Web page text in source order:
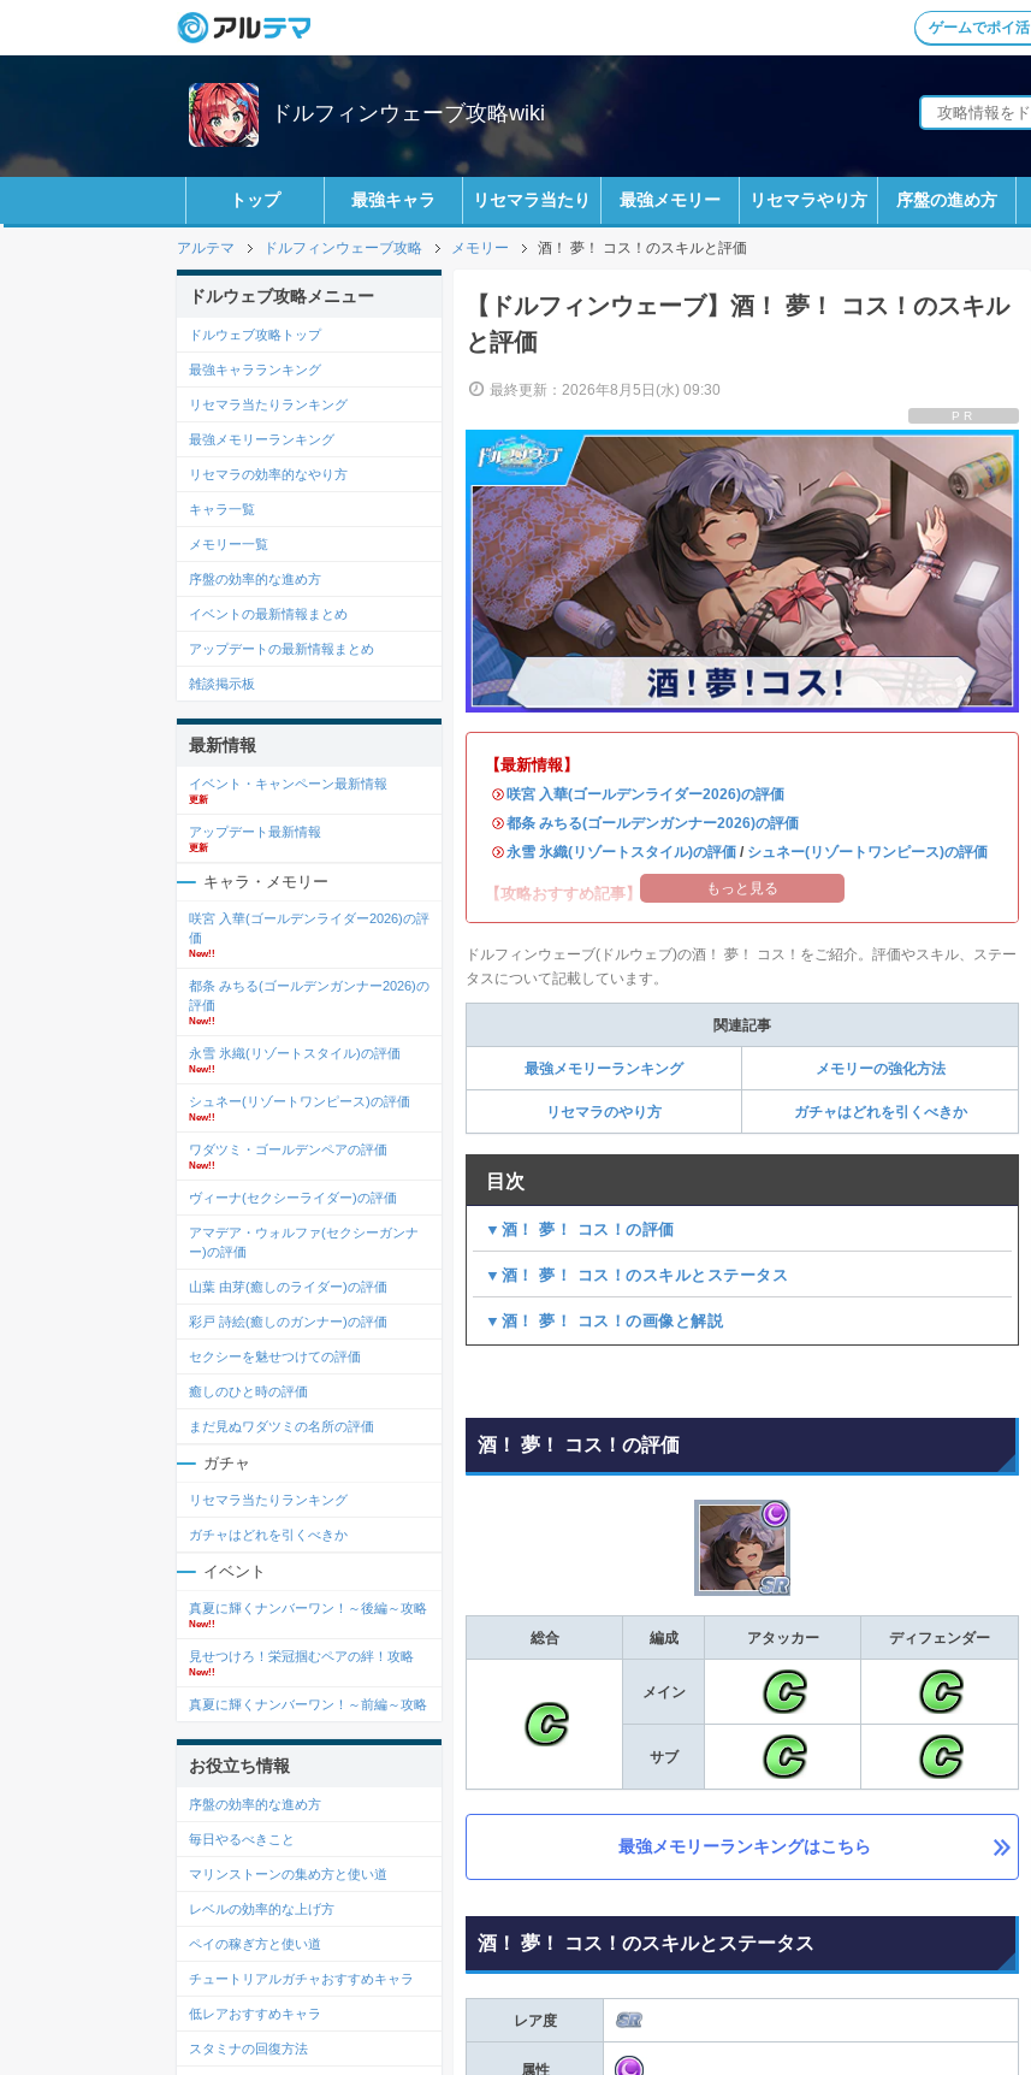
ゲームでポイ活
ドルフィンウェーブ攻略wiki
トップ 最強キャラ リセマラ当たり 最強メモリー リセマラやり方 序盤の進め方
アルテマ ドルフィンウェーブ攻略 メモリー 酒！ 夢！ コス！のスキルと評価
【ドルフィンウェーブ】酒！ 夢！ コス！のスキル
と評価
最終更新：2026年8月5日(水) 09:30
PR
【最新情報】
・咲宮 入華(ゴールデンライダー2026)の評価
・都条 みちる(ゴールデンガンナー2026)の評価
・永雪 氷織(リゾートスタイル)の評価 / シュネー(リゾートワンピース)の評価
【攻略おすすめ記事】 もっと見る
ドルフィンウェーブ(ドルウェブ)の酒！ 夢！ コス！をご紹介。評価やスキル、ステー
タスについて記載しています。
関連記事
最強メモリーランキング メモリーの強化方法
リセマラのやり方 ガチャはどれを引くべきか
目次
▼酒！ 夢！ コス！の評価
▼酒！ 夢！ コス！のスキルとステータス
▼酒！ 夢！ コス！の画像と解説
酒！ 夢！ コス！の評価
総合 編成 アタッカー ディフェンダー
メイン
サブ
最強メモリーランキングはこちら
酒！ 夢！ コス！のスキルとステータス
レア度
属性
ドルウェブ攻略メニュー
ドルウェブ攻略トップ
最強キャラランキング
リセマラ当たりランキング
最強メモリーランキング
リセマラの効率的なやり方
キャラ一覧
メモリー一覧
序盤の効率的な進め方
イベントの最新情報まとめ
アップデートの最新情報まとめ
雑談掲示板
最新情報
イベント・キャンペーン最新情報
更新
アップデート最新情報
更新
キャラ・メモリー
咲宮 入華(ゴールデンライダー2026)の評
価
New!!
都条 みちる(ゴールデンガンナー2026)の
評価
New!!
永雪 氷織(リゾートスタイル)の評価
New!!
シュネー(リゾートワンピース)の評価
New!!
ワダツミ・ゴールデンペアの評価
New!!
ヴィーナ(セクシーライダー)の評価
アマデア・ウォルファ(セクシーガンナ
ー)の評価
山葉 由芽(癒しのライダー)の評価
彩戸 詩絵(癒しのガンナー)の評価
セクシーを魅せつけての評価
癒しのひと時の評価
まだ見ぬワダツミの名所の評価
ガチャ
リセマラ当たりランキング
ガチャはどれを引くべきか
イベント
真夏に輝くナンバーワン！～後編～攻略
New!!
見せつけろ！栄冠掴むペアの絆！攻略
New!!
真夏に輝くナンバーワン！～前編～攻略
お役立ち情報
序盤の効率的な進め方
毎日やるべきこと
マリンストーンの集め方と使い道
レベルの効率的な上げ方
ペイの稼ぎ方と使い道
チュートリアルガチャおすすめキャラ
低レアおすすめキャラ
スタミナの回復方法